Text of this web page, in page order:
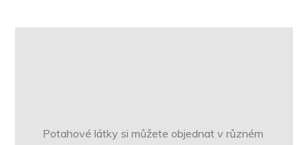
Potahové látky si můžete objednat v různém